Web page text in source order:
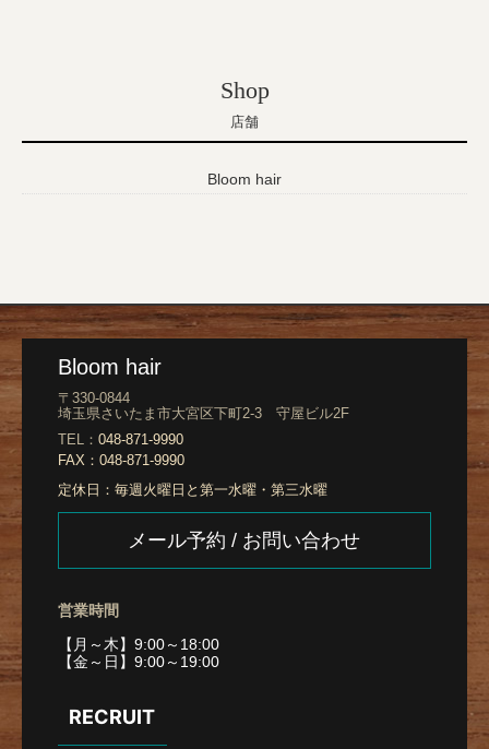
Shop
店舗
Bloom hair
Bloom hair
〒330-0844
埼玉県さいたま市大宮区下町2-3 守屋ビル2F
TEL： 048-871-9990
FAX： 048-871-9990
定休日： 毎週火曜日と第一水曜・第三水曜
メール予約 / お問い合わせ
営業時間
【月～木】9:00～18:00
【金～日】9:00～19:00
RECRUIT